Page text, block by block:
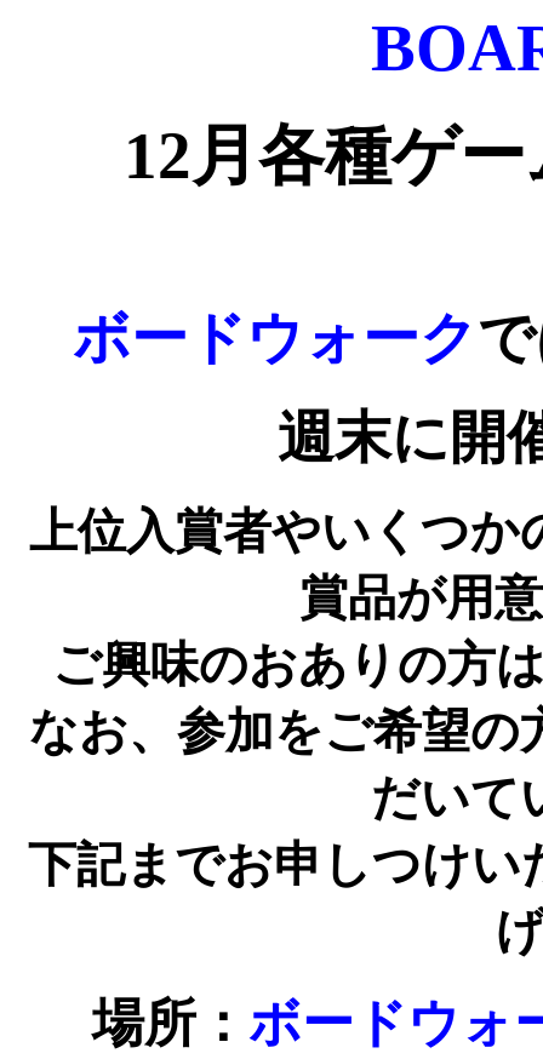
12月各種ゲ
ボードウォーク
週末に開
上位入賞者やいくつか
賞品が用
ご興味のおありの方
なお、参加をご希望の
だいて
下記までお申しつけい
場所： ボードウォ